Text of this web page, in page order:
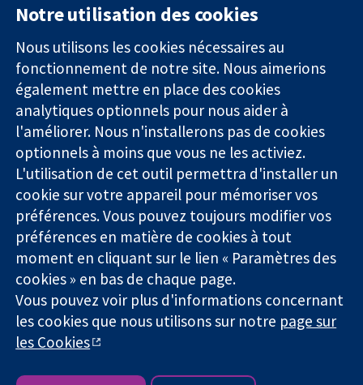
Des données
probantes.
Des décisions
éclairées.
Une meilleure
santé.
11-13 Cavendish
Square
Londres
W1G0AN
Royaume-Uni
nous
Actualités
Service de
presse
Qui sommes-
nous
Offres
d'emploi
Library
La Collaboration Cochrane est une association caritative (n°
1045921) et une société à responsabilité limitée par garantie (n°
03044323) enregistrée en Angleterre et au Pays de Galles. Numéro
de TVA : GB 718 2127 49.
Copyright © 2026 The Cochrane Collaboration
Conditions Générales|Mentions légales|Politique de
Notre utilisation des cookies
Nous utilisons les cookies nécessaires au
fonctionnement de notre site. Nous aimerions
également mettre en place des cookies
analytiques optionnels pour nous aider à
l'améliorer. Nous n'installerons pas de cookies
optionnels à moins que vous ne les activiez.
L'utilisation de cet outil permettra d'installer un
cookie sur votre appareil pour mémoriser vos
préférences. Vous pouvez toujours modifier vos
préférences en matière de cookies à tout
moment en cliquant sur le lien « Paramètres des
cookies » en bas de chaque page.
Vous pouvez voir plus d'informations concernant
les cookies que nous utilisons sur notre page sur
les Cookies